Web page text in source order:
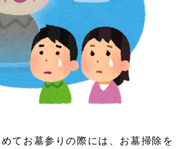
てお墓参りの際には、お墓掃除を